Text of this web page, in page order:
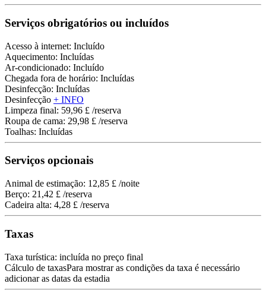
Serviços obrigatórios ou incluídos
Acesso à internet: Incluído
Aquecimento: Incluídas
Ar-condicionado: Incluído
Chegada fora de horário: Incluídas
Desinfecção: Incluídas
Desinfecção + INFO
Limpeza final: 59,96 £ /reserva
Roupa de cama: 29,98 £ /reserva
Toalhas: Incluídas
Serviços opcionais
Animal de estimação: 12,85 £ /noite
Berço: 21,42 £ /reserva
Cadeira alta: 4,28 £ /reserva
Taxas
Taxa turística: incluída no preço final
Cálculo de taxasPara mostrar as condições da taxa é necessário
adicionar as datas da estadia